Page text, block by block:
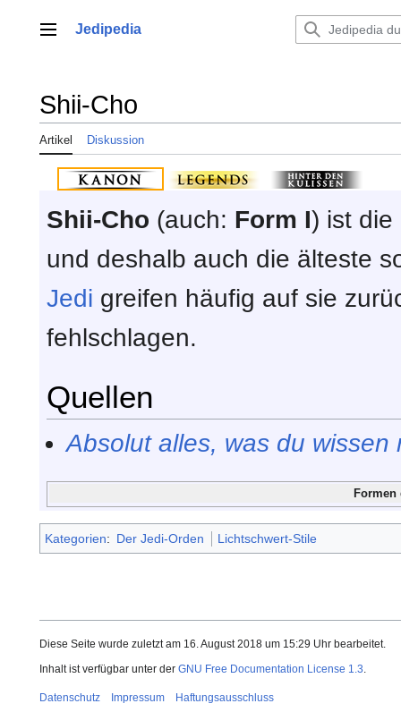
springenHauptmenü
Jedipedia
Shii-Cho
Artikel Diskussion
Shii-Cho (auch: Form I) ist
und deshalb auch die älteste
Jedi greifen häufig auf sie
fehlschlagen.
Quellen
Absolut alles, was du wissen
Kategorien: Der Jedi-Orden Lichtschwert-Stile
Diese Seite wurde zuletzt am 16. August 2018 um 15:29 Uhr bearbeitet.
Inhalt ist verfügbar unter der GNU Free Documentation License 1.3.
Datenschutz Impressum Haftungsausschluss